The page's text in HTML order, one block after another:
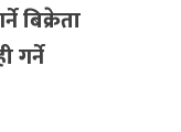
बिक्रेता
गर्ने